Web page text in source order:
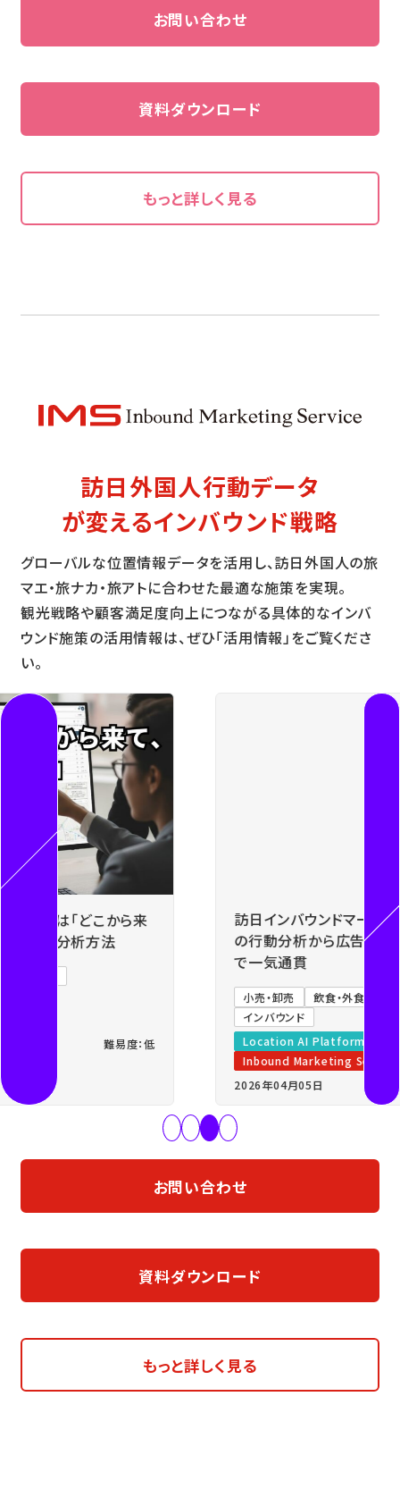
お問い合わせ
資料ダウンロード
もっと詳しく見る
訪日外国人行動データ
が変えるインバウンド戦略
グローバルな位置情報データを活用し、訪日外国人の旅
マエ・旅ナカ・旅アトに合わせた最適な施策を実現。
観光戦略や顧客満足度向上につながる具体的なインバ
ウンド施策の活用情報は、ぜひ「活用情報」をご覧くださ
い。
訪日インバウンドマーケティングとは？訪日外国人
の行動分析から広告アプローチまでを人流データ
で一気通貫
観光・自治体
広告代理店
Location AI Platform®
Location Data Service
2026年04月05日
難易度：低
お問い合わせ
資料ダウンロード
もっと詳しく見る